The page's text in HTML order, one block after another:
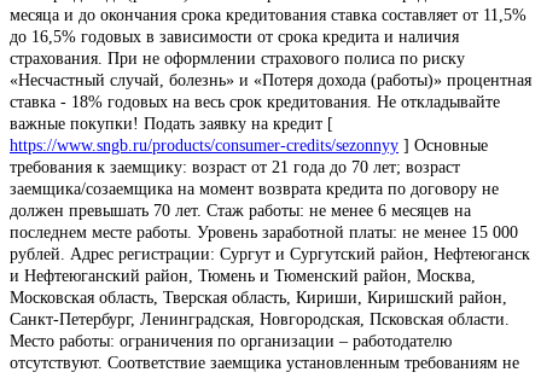
месяца и до окончания срока кредитования ставка составляет от 11,5%
до 16,5% годовых в зависимости от срока кредита и наличия
страхования. При не оформлении страхового полиса по риску
«Несчастный случай, болезнь» и «Потеря дохода (работы)» процентная
ставка - 18% годовых на весь срок кредитования. Не откладывайте
важные покупки! Подать заявку на кредит [
https://www.sngb.ru/products/consumer-credits/sezonnyy ] Основные
требования к заемщику: возраст от 21 года до 70 лет; возраст
заемщика/созаемщика на момент возврата кредита по договору не
должен превышать 70 лет. Стаж работы: не менее 6 месяцев на
последнем месте работы. Уровень заработной платы: не менее 15 000
рублей. Адрес регистрации: Сургут и Сургутский район, Нефтеюганск
и Нефтеюганский район, Тюмень и Тюменский район, Москва,
Московская область, Тверская область, Кириши, Киришский район,
Санкт-Петербург, Ленинградская, Новгородская, Псковская области.
Место работы: ограничения по организации – работодателю
отсутствуют. Соответствие заемщика установленным требованиям не